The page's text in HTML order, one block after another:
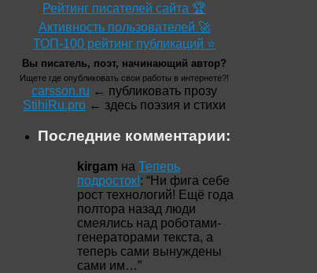
Рейтинг писателей сайта 🏆
Активность пользователей 🚀
ТОП-100 рейтинг публикаций ⭐
Вы писатель, поэт, начинающий автор?
Ищете где опубликовать свои работы в интернете?!
carsson.ru ← публиковать прозу
StihiRu.pro ← здесь поэзия и стихи
Последние комментарии:
kirgam на Теперь
подросток!: “Ни фига себе
рост технологий! Ещё года
полтора назад люди
смеялись над роботами-
генераторами текста, а
теперь сами вынуждены
сами им…”